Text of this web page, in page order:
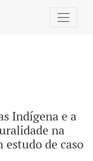
e a construção da
Indígena e a
na
estudo de caso